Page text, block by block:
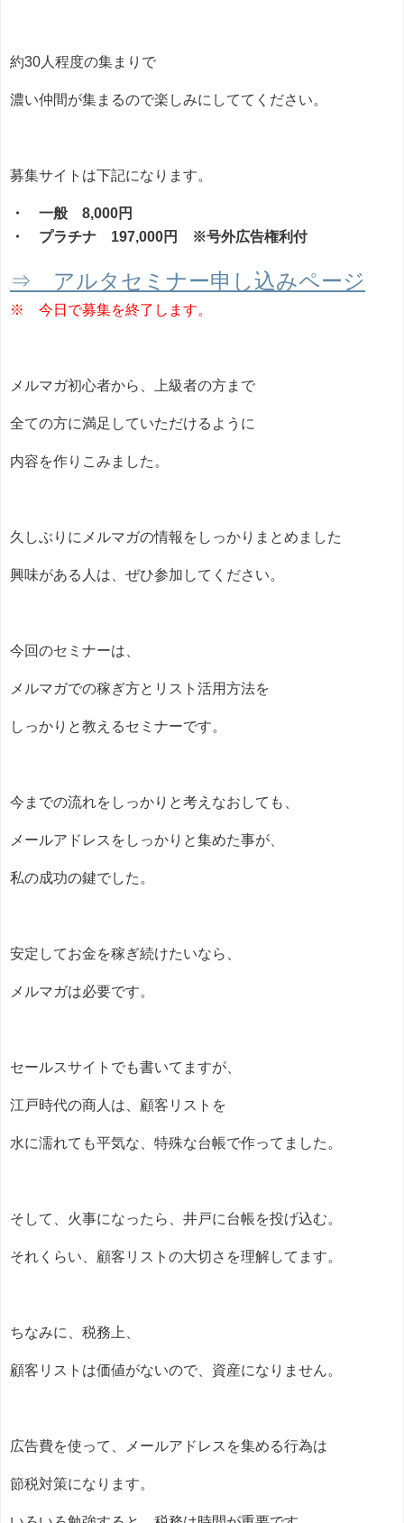
約30人程度の集まりで
濃い仲間が集まるので楽しみにしててください。
募集サイトは下記になります。
・ 一般 8,000円
・ プラチナ 197,000円 ※号外広告権利付
⇒ アルタセミナー申し込みページ
※ 今日で募集を終了します。
メルマガ初心者から、上級者の方まで
全ての方に満足していただけるように
内容を作りこみました。
久しぶりにメルマガの情報をしっかりまとめました
興味がある人は、ぜひ参加してください。
今回のセミナーは、
メルマガでの稼ぎ方とリスト活用方法を
しっかりと教えるセミナーです。
今までの流れをしっかりと考えなおしても、
メールアドレスをしっかりと集めた事が、
私の成功の鍵でした。
安定してお金を稼ぎ続けたいなら、
メルマガは必要です。
セールスサイトでも書いてますが、
江戸時代の商人は、顧客リストを
水に濡れても平気な、特殊な台帳で作ってました。
そして、火事になったら、井戸に台帳を投げ込む。
それくらい、顧客リストの大切さを理解してます。
ちなみに、税務上、
顧客リストは価値がないので、資産になりません。
広告費を使って、メールアドレスを集める行為は
節税対策になります。